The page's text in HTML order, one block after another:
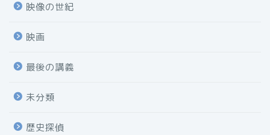
映像の世紀
映画
最後の講義
未分類
歴史探偵